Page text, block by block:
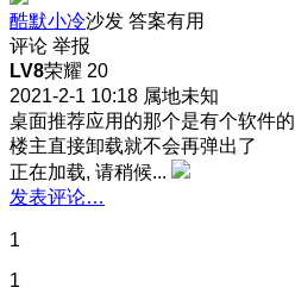
酷默小冷沙发 答案有用
评论 举报
LV8荣耀 20
2021-2-1 10:18 属地未知
桌面推荐应用的那个是有个软件的
楼主直接卸载就不会再弹出了
正在加载, 请稍候...
发表评论…
1
1